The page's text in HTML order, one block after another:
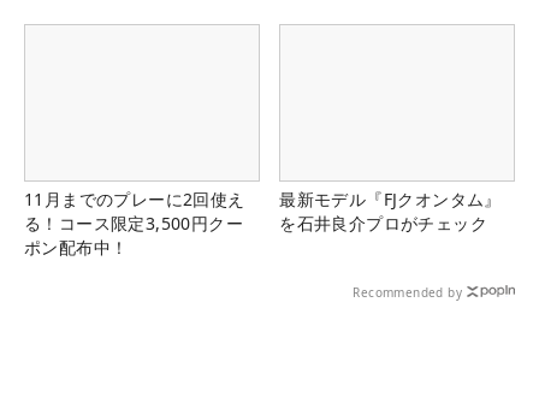
11月までのプレーに2回使え
る！コース限定3,500円クー
ポン配布中！
最新モデル『FJクオンタム』
を石井良介プロがチェック
Recommended by